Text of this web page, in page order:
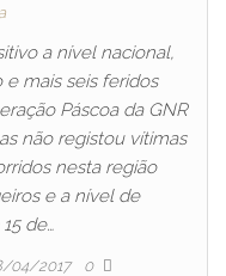
a nível nacional,
mais seis feridos
Páscoa da GNR
não registou vítimas
nesta região
e a nível de
de…
04/2017 0